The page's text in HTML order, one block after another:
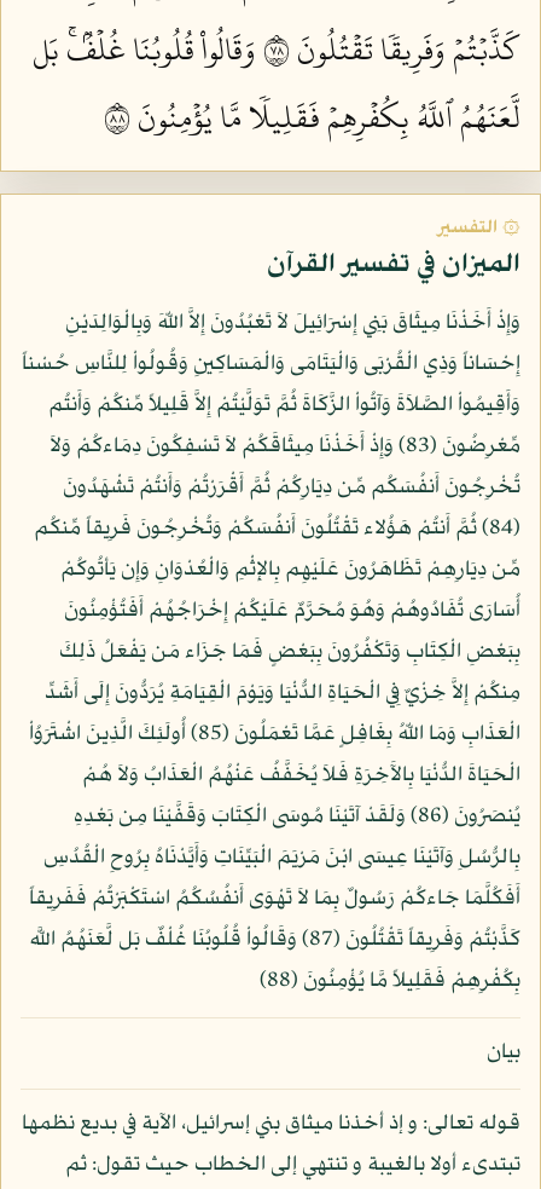
كَذَّبۡتُمۡ وَفَرِيقٗا تَقۡتُلُونَ ٨٧
وَقَالُواْ قُلُوبُنَا غُلۡفُۢۚ بَل
لَّعَنَهُمُ ٱللَّهُ بِكُفۡرِهِمۡ فَقَلِيلٗا مَّا يُؤۡمِنُونَ ٨٨
۞ التفسير
الميزان في تفسير القرآن
وَإِذْ أَخَذْنَا مِيثَاقَ بَنِي إِسْرَائِيلَ لاَ تَعْبُدُونَ إِلاَّ اللّهَ وَبِالْوَالِدَيْنِ
إِحْسَاناً وَذِي الْقُرْبَى وَالْيَتَامَى وَالْمَسَاكِينِ وَقُولُواْ لِلنَّاسِ حُسْناً
وَأَقِيمُواْ الصَّلاَةَ وَآتُواْ الزَّكَاةَ ثُمَّ تَوَلَّيْتُمْ إِلاَّ قَلِيلاً مِّنكُمْ وَأَنتُم
مِّعْرِضُونَ (83) وَإِذْ أَخَذْنَا مِيثَاقَكُمْ لاَ تَسْفِكُونَ دِمَاءكُمْ وَلاَ
تُخْرِجُونَ أَنفُسَكُم مِّن دِيَارِكُمْ ثُمَّ أَقْرَرْتُمْ وَأَنتُمْ تَشْهَدُونَ
(84) ثُمَّ أَنتُمْ هَؤُلاء تَقْتُلُونَ أَنفُسَكُمْ وَتُخْرِجُونَ فَرِيقاً مِّنكُم
مِّن دِيَارِهِمْ تَظَاهَرُونَ عَلَيْهِم بِالإِثْمِ وَالْعُدْوَانِ وَإِن يَأتُوكُمْ
أُسَارَى تُفَادُوهُمْ وَهُوَ مُحَرَّمٌ عَلَيْكُمْ إِخْرَاجُهُمْ أَفَتُؤْمِنُونَ
بِبَعْضِ الْكِتَابِ وَتَكْفُرُونَ بِبَعْضٍ فَمَا جَزَاء مَن يَفْعَلُ ذَلِكَ
مِنكُمْ إِلاَّ خِزْيٌ فِي الْحَيَاةِ الدُّنْيَا وَيَوْمَ الْقِيَامَةِ يُرَدُّونَ إِلَى أَشَدِّ
الْعَذَابِ وَمَا اللّهُ بِغَافِلٍ عَمَّا تَعْمَلُونَ (85) أُولَئِكَ الَّذِينَ اشْتَرَوُاْ
الْحَيَاةَ الدُّنْيَا بِالآَخِرَةِ فَلاَ يُخَفَّفُ عَنْهُمُ الْعَذَابُ وَلاَ هُمْ
يُنصَرُونَ (86) وَلَقَدْ آتَيْنَا مُوسَى الْكِتَابَ وَقَفَّيْنَا مِن بَعْدِهِ
بِالرُّسُلِ وَآتَيْنَا عِيسَى ابْنَ مَرْيَمَ الْبَيِّنَاتِ وَأَيَّدْنَاهُ بِرُوحِ الْقُدُسِ
أَفَكُلَّمَا جَاءكُمْ رَسُولٌ بِمَا لاَ تَهْوَى أَنفُسُكُمُ اسْتَكْبَرْتُمْ فَفَرِيقاً
كَذَّبْتُمْ وَفَرِيقاً تَقْتُلُونَ (87) وَقَالُواْ قُلُوبُنَا غُلْفٌ بَل لَّعَنَهُمُ اللَّه
بِكُفْرِهِمْ فَقَلِيلاً مَّا يُؤْمِنُونَ (88)
بيان
قوله تعالى: و إذ أخذنا ميثاق بني إسرائيل، الآية في بديع نظمها
تبتدىء أولا بالغيبة و تنتهي إلى الخطاب حيث تقول: ثم